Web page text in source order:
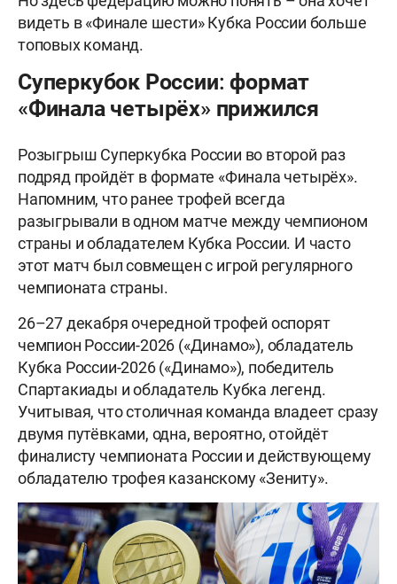
видеть в «Финале шести» Кубка России больше
топовых команд.
Суперкубок России: формат
«Финала четырёх» прижился
Розыгрыш Суперкубка России во второй раз
подряд пройдёт в формате «Финала четырёх».
Напомним, что ранее трофей всегда
разыгрывали в одном матче между чемпионом
страны и обладателем Кубка России. И часто
этот матч был совмещен с игрой регулярного
чемпионата страны.
26–27 декабря очередной трофей оспорят
чемпион России-2026 («Динамо»), обладатель
Кубка России-2026 («Динамо»), победитель
Спартакиады и обладатель Кубка легенд.
Учитывая, что столичная команда владеет сразу
двумя путёвками, одна, вероятно, отойдёт
финалисту чемпионата России и действующему
обладателю трофея казанскому «Зениту».